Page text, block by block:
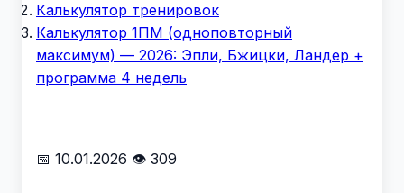
Калькулятор тренировок
Калькулятор 1ПМ (одноповторный
максимум) — 2026: Эпли, Бжицки, Ландер +
программа 4 недель
📅 10.01.2026 👁 309